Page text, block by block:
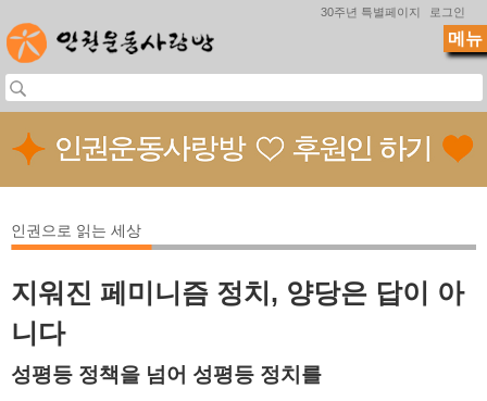
30주년 특별페이지 로그인
인권으로 읽는 세상
지워진 페미니즘 정치, 양당은 답이 아
니다
성평등 정책을 넘어 성평등 정치를
메뉴